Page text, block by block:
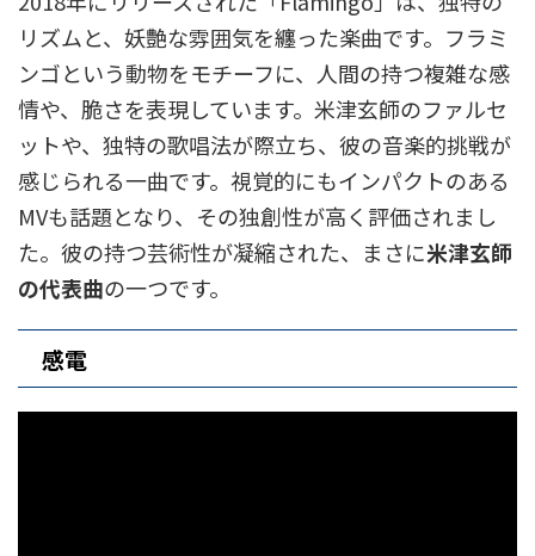
リズムと、妖艶な雰囲気を纏った楽曲です。フラミ
ンゴという動物をモチーフに、人間の持つ複雑な感
情や、脆さを表現しています。米津玄師のファルセ
ットや、独特の歌唱法が際立ち、彼の音楽的挑戦が
感じられる一曲です。視覚的にもインパクトのある
MVも話題となり、その独創性が高く評価されまし
た。彼の持つ芸術性が凝縮された、まさに米津玄師
の代表曲の一つです。
感電